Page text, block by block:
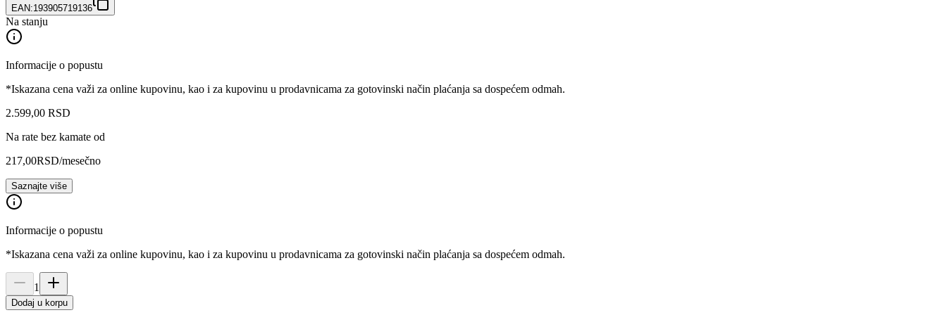
EAN:193905719136
Na stanju
Informacije o popustu
*Iskazana cena važi za online kupovinu, kao i za kupovinu u prodavnicama za gotovinski način plaćanja sa dospećem odmah.
2.599,00 RSD
Na rate bez kamate od
217,00RSD/mesečno
Saznajte više
Informacije o popustu
*Iskazana cena važi za online kupovinu, kao i za kupovinu u prodavnicama za gotovinski način plaćanja sa dospećem odmah.
1
Dodaj u korpu